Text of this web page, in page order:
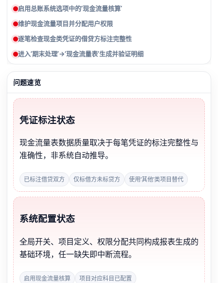
启用总账系统选项中的‘现金流量核算’
维护现金流量项目并分配用户权限
逐笔检查现金类凭证的借贷方标注完整性
进入‘期末处理’→‘现金流量表’生成并验证明细
问题速览
凭证标注状态
现金流量表数据质量取决于每笔凭证的标注完整性与
准确性，非系统自动推导。
已标注借贷双方 仅标借方未标贷方 使用‘其他’类项目替代
系统配置状态
全局开关、项目定义、权限分配共同构成报表生成的
基础环境，任一缺失即中断流程。
启用现金流量核算 项目对应科目已配置